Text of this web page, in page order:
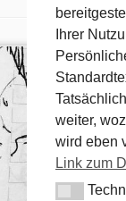
Ihrer
weiter,
wird eben
Link zum
Technical